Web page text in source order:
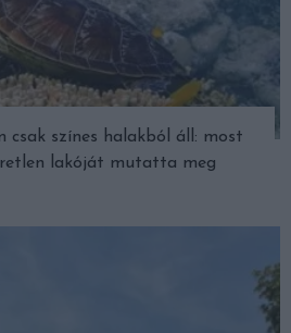
csak színes halakból áll: most
lakóját mutatta meg